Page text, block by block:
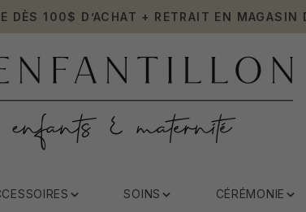
DÈS 100$ D’ACHAT + RETRAIT EN MAGASIN
SOINS CÉRÉMONIE